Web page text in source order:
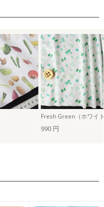
Fresh Green（ホワイ
990 円